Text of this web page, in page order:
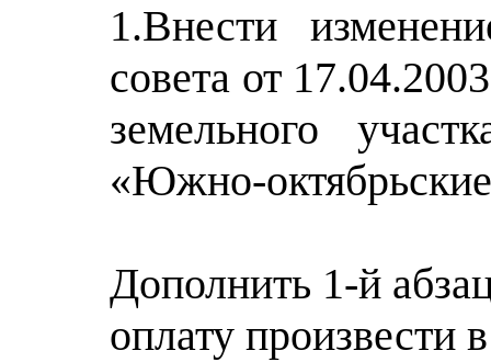
1.Внести
совета от
земельного
«Южно-
Дополнить 1-й
оплату произвести